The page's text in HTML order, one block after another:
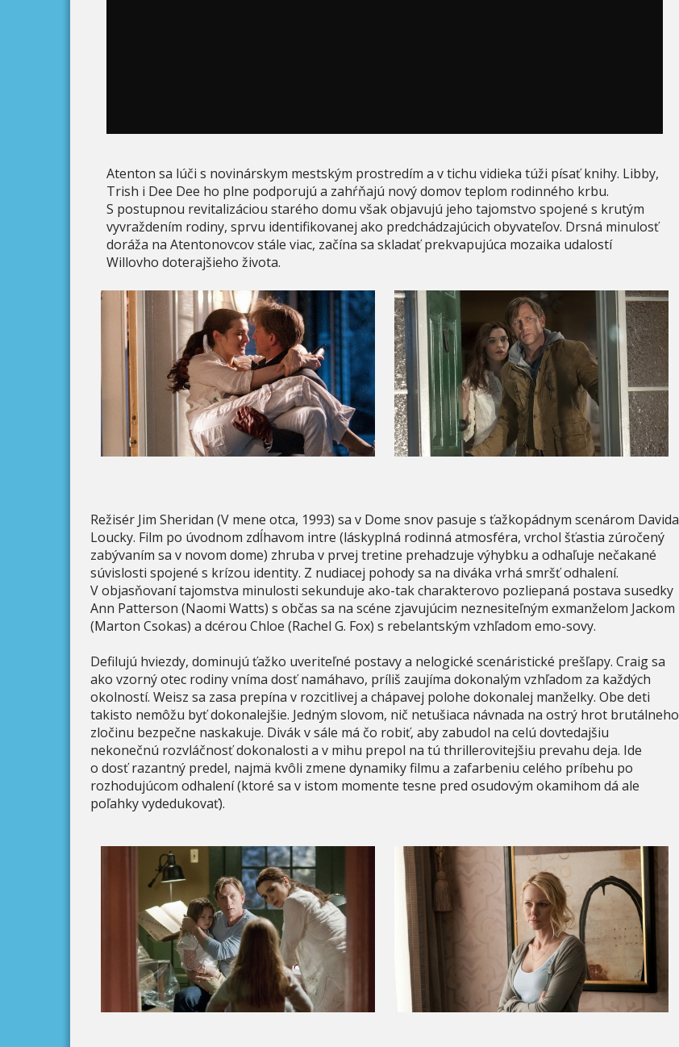
Atenton sa lúči s novinárskym mestským prostredím a v tichu vidieka túži písať knihy. Libby,
Trish i Dee Dee ho plne podporujú a zahŕňajú nový domov teplom rodinného krbu.
S postupnou revitalizáciou starého domu však objavujú jeho tajomstvo spojené s krutým
vyvraždením rodiny, sprvu identifikovanej ako predchádzajúcich obyvateľov. Drsná minulosť
doráža na Atentonovcov stále viac, začína sa skladať prekvapujúca mozaika udalostí
Willovho doterajšieho života.
Režisér Jim Sheridan (V mene otca, 1993) sa v Dome snov pasuje s ťažkopádnym scenárom Davida
Loucky. Film po úvodnom zdĺhavom intre (láskyplná rodinná atmosféra, vrchol šťastia zúročený
zabývaním sa v novom dome) zhruba v prvej tretine prehadzuje výhybku a odhaľuje nečakané
súvislosti spojené s krízou identity. Z nudiacej pohody sa na diváka vrhá smršť odhalení.
V objasňovaní tajomstva minulosti sekunduje ako-tak charakterovo pozliepaná postava susedky
Ann Patterson (Naomi Watts) s občas sa na scéne zjavujúcim neznesiteľným exmanželom Jackom
(Marton Csokas) a dcérou Chloe (Rachel G. Fox) s rebelantským vzhľadom emo-sovy.
Defilujú hviezdy, dominujú ťažko uveriteľné postavy a nelogické scenáristické prešľapy. Craig sa
ako vzorný otec rodiny vníma dosť namáhavo, príliš zaujíma dokonalým vzhľadom za každých
okolností. Weisz sa zasa prepína v rozcitlivej a chápavej polohe dokonalej manželky. Obe deti
takisto nemôžu byť dokonalejšie. Jedným slovom, nič netušiaca návnada na ostrý hrot brutálneho
zločinu bezpečne naskakuje. Divák v sále má čo robiť, aby zabudol na celú dovtedajšiu
nekonečnú rozvláčnosť dokonalosti a v mihu prepol na tú thrillerovitejšiu prevahu deja. Ide
o dosť razantný predel, najmä kvôli zmene dynamiky filmu a zafarbeniu celého príbehu po
rozhodujúcom odhalení (ktoré sa v istom momente tesne pred osudovým okamihom dá ale
poľahky vydedukovať).